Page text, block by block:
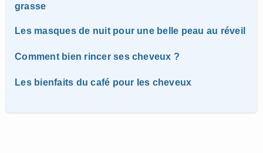
grasse
Les masques de nuit pour une belle peau au réveil
Comment bien rincer ses cheveux ?
Les bienfaits du café pour les cheveux